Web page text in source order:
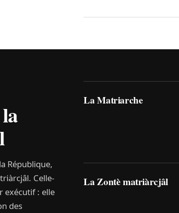
République,
Celle-
exécutif : elle
des
La Matriarche
La Zontè matriàrcjâl